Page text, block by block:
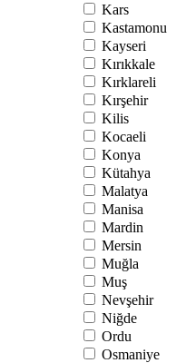
Kars
Kastamonu
Kayseri
Kırıkkale
Kırklareli
Kırşehir
Kilis
Kocaeli
Konya
Kütahya
Malatya
Manisa
Mardin
Mersin
Muğla
Muş
Nevşehir
Niğde
Ordu
Osmaniye